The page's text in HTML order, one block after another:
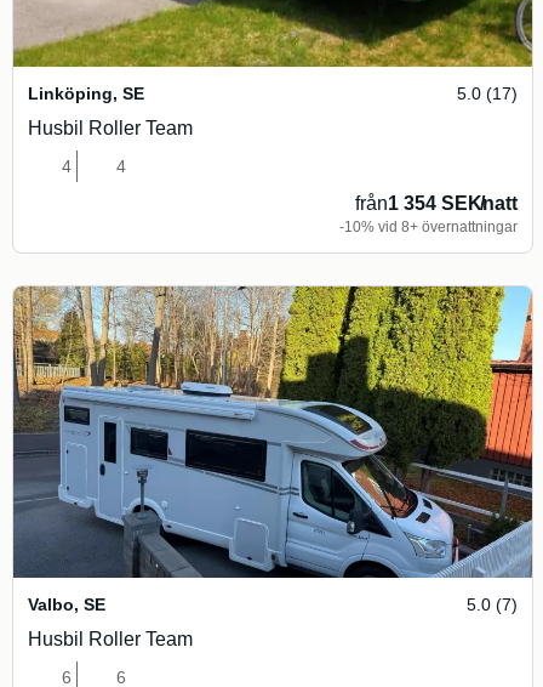
Linköping, SE 5.0 (17)
Husbil Roller Team
4 4
från1 354 SEK/natt
-10% vid 8+ övernattningar
Valbo, SE 5.0 (7)
Husbil Roller Team
6 6